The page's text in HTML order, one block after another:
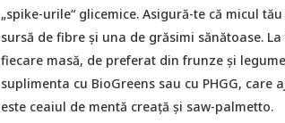
„spike-urile“ glicemice. Asigură-te că micul
sursă de fibre și una de grăsimi sănătoase.
fiecare masă, de preferat din frunze și
suplimenta cu BioGreens sau cu PHGG,
este ceaiul de mentă creață și saw-palmetto.